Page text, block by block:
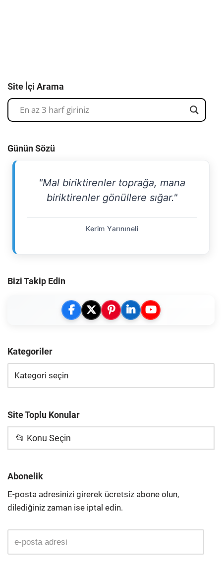
Site İçi Arama
Günün Sözü
"Mal biriktirenler toprağa, mana
biriktirenler gönüllere sığar."
Kerim Yarınıneli
Bizi Takip Edin
Kategoriler
Site Toplu Konular
📂 Konu Seçin
Abonelik
E-posta adresinizi girerek ücretsiz abone olun,
dilediğiniz zaman ise iptal edin.